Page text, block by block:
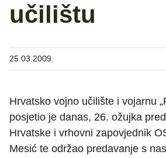
učilištu
25.03.2009.
Hrvatsko vojno učilište i vojarnu
posjetio je danas, 26. ožujka
Hrvatske i vrhovni zapovjednik
Mesić te održao predavanje s